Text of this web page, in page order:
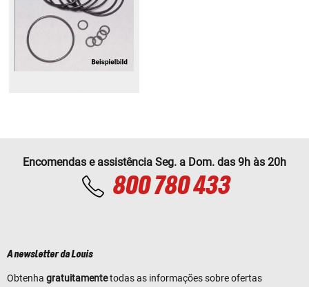
Encomendas e assistência Seg. a Dom. das 9h às 20h
800 780 433
A newsletter da Louis
Obtenha gratuitamentetodas as informações sobre ofertas